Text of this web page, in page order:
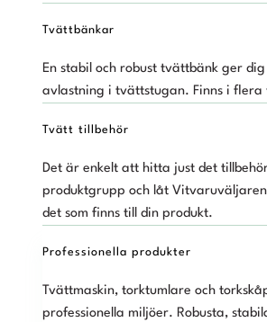
Tvättbänkar
En stabil och robust tvättbänk ger
avlastning i tvättstugan. Finns i
Tvätt tillbehör
Det är enkelt att hitta just det
produktgrupp och låt
det som finns till din produkt.
Professionella produkter
Tvättmaskin, torktumlare och
professionella miljöer. Robusta,